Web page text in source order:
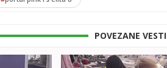
POVEZANE VESTI